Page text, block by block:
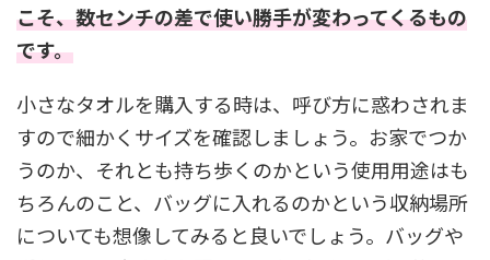
こそ、数センチの差で使い勝手が変わってくるもの
です。
小さなタオルを購入する時は、呼び方に惑わされま
すので細かくサイズを確認しましょう。お家でつか
うのか、それとも持ち歩くのかという使用用途はも
ちろんのこと、バッグに入れるのかという収納場所
についても想像してみると良いでしょう。バッグや